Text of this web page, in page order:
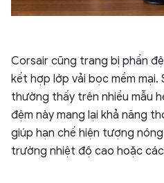
Corsair cũng trang bị phần
kết hợp lớp vải bọc mềm mại.
thường thấy trên nhiều mẫu
đệm này mang lại khả năng
giúp hạn chế hiện tượng
trường nhiệt độ cao hoặc